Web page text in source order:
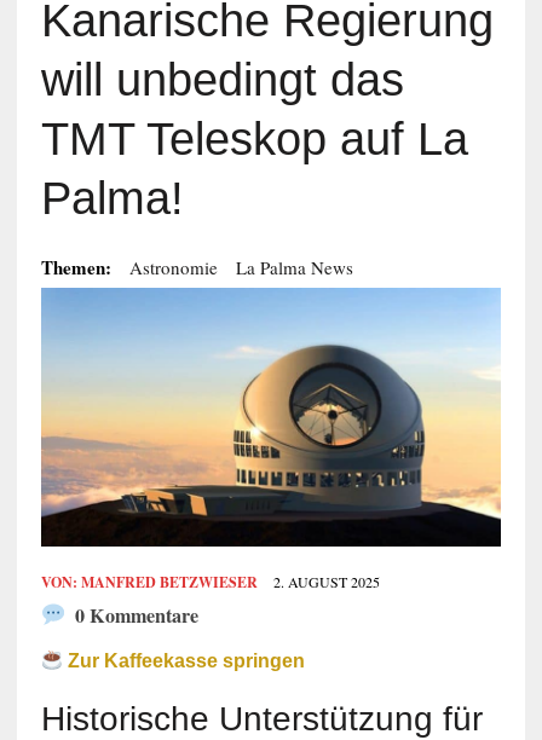
Kanarische Regierung
will unbedingt das
TMT Teleskop auf La
Palma!
Themen: Astronomie La Palma News
VON: MANFRED BETZWIESER 2. AUGUST 2025
0 Kommentare
Zur Kaffeekasse springen
Historische Unterstützung für